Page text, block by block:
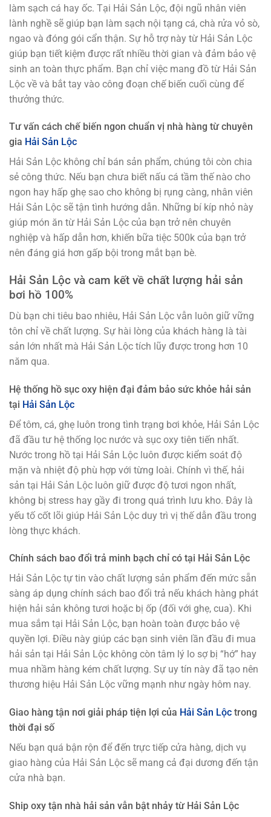
làm sạch cá hay ốc. Tại Hải Sản Lộc, đội ngũ nhân viên
lành nghề sẽ giúp bạn làm sạch nội tạng cá, chà rửa vỏ sò,
ngao và đóng gói cẩn thận. Sự hỗ trợ này từ Hải Sản Lộc
giúp bạn tiết kiệm được rất nhiều thời gian và đảm bảo vệ
sinh an toàn thực phẩm. Bạn chỉ việc mang đồ từ Hải Sản
Lộc về và bắt tay vào công đoạn chế biến cuối cùng để
thưởng thức.
Tư vấn cách chế biến ngon chuẩn vị nhà hàng từ chuyên
gia Hải Sản Lộc
Hải Sản Lộc không chỉ bán sản phẩm, chúng tôi còn chia
sẻ công thức. Nếu bạn chưa biết nấu cá tầm thế nào cho
ngon hay hấp ghẹ sao cho không bị rụng càng, nhân viên
Hải Sản Lộc sẽ tận tình hướng dẫn. Những bí kíp nhỏ này
giúp món ăn từ Hải Sản Lộc của bạn trở nên chuyên
nghiệp và hấp dẫn hơn, khiến bữa tiệc 500k của bạn trở
nên đáng giá hơn gấp bội trong mắt bạn bè.
Hải Sản Lộc và cam kết về chất lượng hải sản
bơi hồ 100%
Dù bạn chi tiêu bao nhiêu, Hải Sản Lộc vẫn luôn giữ vững
tôn chỉ về chất lượng. Sự hài lòng của khách hàng là tài
sản lớn nhất mà Hải Sản Lộc tích lũy được trong hơn 10
năm qua.
Hệ thống hồ sục oxy hiện đại đảm bảo sức khỏe hải sản
tại Hải Sản Lộc
Để tôm, cá, ghẹ luôn trong tình trạng bơi khỏe, Hải Sản Lộc
đã đầu tư hệ thống lọc nước và sục oxy tiên tiến nhất.
Nước trong hồ tại Hải Sản Lộc luôn được kiểm soát độ
mặn và nhiệt độ phù hợp với từng loài. Chính vì thế, hải
sản tại Hải Sản Lộc luôn giữ được độ tươi ngon nhất,
không bị stress hay gầy đi trong quá trình lưu kho. Đây là
yếu tố cốt lõi giúp Hải Sản Lộc duy trì vị thế dẫn đầu trong
lòng thực khách.
Chính sách bao đổi trả minh bạch chỉ có tại Hải Sản Lộc
Hải Sản Lộc tự tin vào chất lượng sản phẩm đến mức sẵn
sàng áp dụng chính sách bao đổi trả nếu khách hàng phát
hiện hải sản không tươi hoặc bị ốp (đối với ghẹ, cua). Khi
mua sắm tại Hải Sản Lộc, bạn hoàn toàn được bảo vệ
quyền lợi. Điều này giúp các bạn sinh viên lần đầu đi mua
hải sản tại Hải Sản Lộc không còn tâm lý lo sợ bị “hớ” hay
mua nhầm hàng kém chất lượng. Sự uy tín này đã tạo nên
thương hiệu Hải Sản Lộc vững mạnh như ngày hôm nay.
Giao hàng tận nơi giải pháp tiện lợi của Hải Sản Lộc trong
thời đại số
Nếu bạn quá bận rộn để đến trực tiếp cửa hàng, dịch vụ
giao hàng của Hải Sản Lộc sẽ mang cả đại dương đến tận
cửa nhà bạn.
Ship oxy tận nhà hải sản vẫn bật nhảy từ Hải Sản Lộc